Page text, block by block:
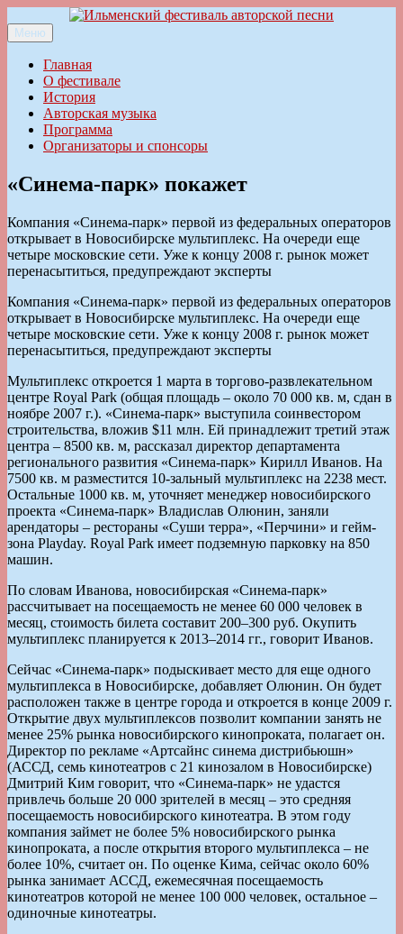
к
содержимому
Ильменский фестиваль авторской песни
Меню
Главная
О фестивале
История
Авторская музыка
Программа
Организаторы и спонсоры
«Синема-парк» покажет
Компания «Синема-парк» первой из федеральных операторов
открывает в Новосибирске мультиплекс. На очереди еще
четыре московские сети. Уже к концу 2008 г. рынок может
перенасытиться, предупреждают эксперты
Компания «Синема-парк» первой из федеральных операторов
открывает в Новосибирске мультиплекс. На очереди еще
четыре московские сети. Уже к концу 2008 г. рынок может
перенасытиться, предупреждают эксперты
Мультиплекс откроется 1 марта в торгово-развлекательном
центре Royal Park (общая площадь – около 70 000 кв. м, сдан в
ноябре 2007 г.). «Синема-парк» выступила соинвестором
строительства, вложив $11 млн. Ей принадлежит третий этаж
центра – 8500 кв. м, рассказал директор департамента
регионального развития «Синема-парк» Кирилл Иванов. На
7500 кв. м разместится 10-зальный мультиплекс на 2238 мест.
Остальные 1000 кв. м, уточняет менеджер новосибирского
проекта «Синема-парк» Владислав Олюнин, заняли
арендаторы – рестораны «Суши терра», «Перчини» и гейм-
зона Playday. Royal Park имеет подземную парковку на 850
машин.
По словам Иванова, новосибирская «Синема-парк»
рассчитывает на посещаемость не менее 60 000 человек в
месяц, стоимость билета составит 200–300 руб. Окупить
мультиплекс планируется к 2013–2014 гг., говорит Иванов.
Сейчас «Синема-парк» подыскивает место для еще одного
мультиплекса в Новосибирске, добавляет Олюнин. Он будет
расположен также в центре города и откроется в конце 2009 г.
Открытие двух мультиплексов позволит компании занять не
менее 25% рынка новосибирского кинопроката, полагает он.
Директор по рекламе «Артсайнс синема дистрибьюшн»
(АССД, семь кинотеатров с 21 кинозалом в Новосибирске)
Дмитрий Ким говорит, что «Синема-парк» не удастся
привлечь больше 20 000 зрителей в месяц – это средняя
посещаемость новосибирского кинотеатра. В этом году
компания займет не более 5% новосибирского рынка
кинопроката, а после открытия второго мультиплекса – не
более 10%, считает он. По оценке Кима, сейчас около 60%
рынка занимает АССД, ежемесячная посещаемость
кинотеатров которой не менее 100 000 человек, остальное –
одиночные кинотеатры.